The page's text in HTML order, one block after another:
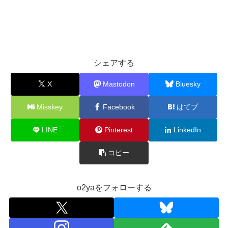
シェアする
X Mastodon Bluesky
Misskey Facebook はてブ
LINE Pinterest LinkedIn
コピー
o2yaをフォローする